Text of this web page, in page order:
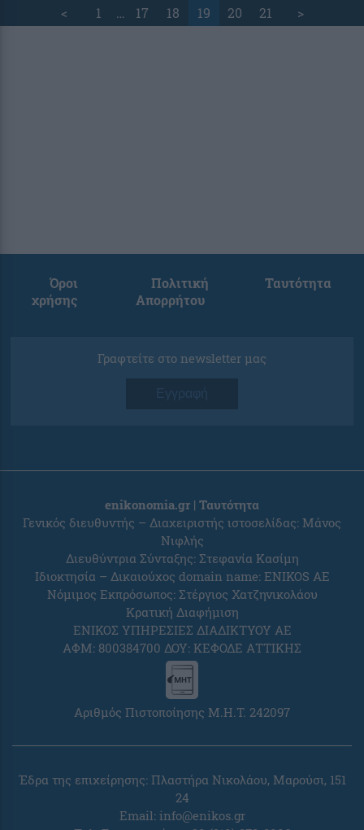
< 1 … 17 18 19 20 21 >
Όροι
χρήσης
Πολιτική
Απορρήτου
Ταυτότητα
Γραφτείτε στο newsletter μας
Εγγραφή
enikonomia.gr | Ταυτότητα
Γενικός διευθυντής – Διαχειριστής ιστοσελίδας: Μάνος
Νιφλής
Διευθύντρια Σύνταξης: Στεφανία Κασίμη
Ιδιοκτησία – Δικαιούχος domain name: ENIKOS AE
Νόμιμος Εκπρόσωπος: Στέργιος Χατζηνικολάου
Κρατική Διαφήμιση
ΕΝΙΚΟΣ ΥΠΗΡΕΣΙΕΣ ΔΙΑΔΙΚΤΥΟΥ ΑΕ
ΑΦΜ: 800384700 ΔΟΥ: ΚΕΦΟΔΕ ΑΤΤΙΚΗΣ
Αριθμός Πιστοποίησης Μ.Η.Τ. 242097
Έδρα της επιχείρησης: Πλαστήρα Νικολάου, Μαρούσι, 151
24
Email: info@enikos.gr